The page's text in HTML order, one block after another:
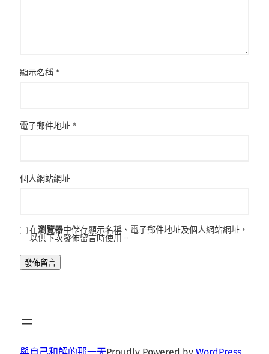
顯示名稱 *
電子郵件地址 *
個人網站網址
在瀏覽器中儲存顯示名稱、電子郵件地址及個人網站網址，
以供下次發佈留言時使用。